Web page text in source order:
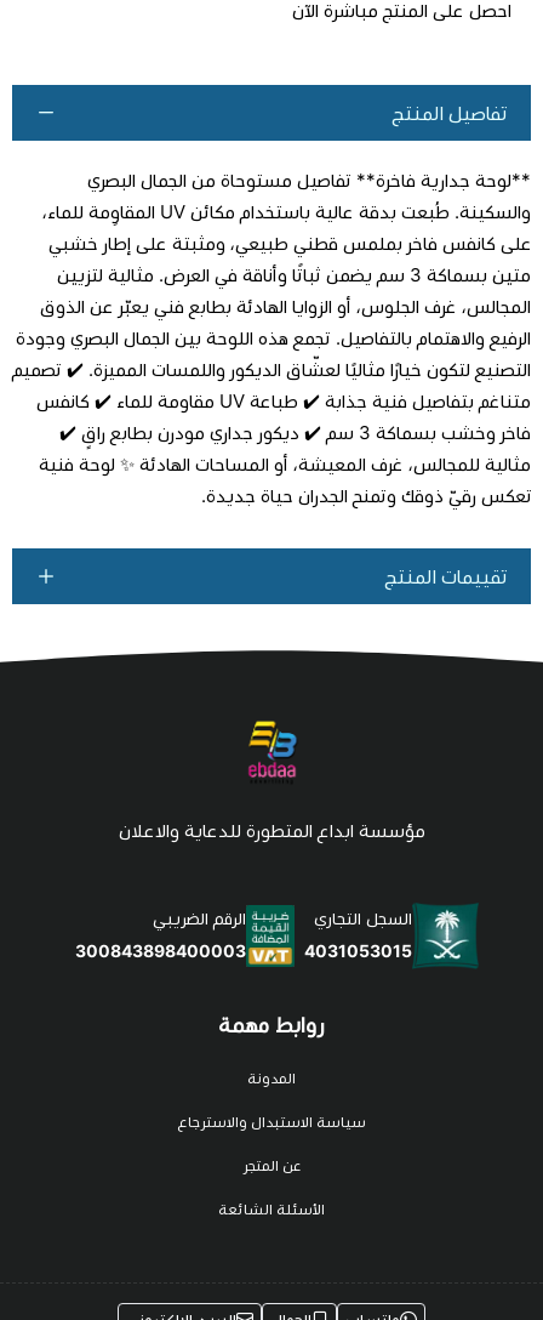
احصل على المنتج مباشرة الآن
اطلب المنتج
تفاصيل المنتج
**لوحة جدارية فاخرة** تفاصيل مستوحاة من الجمال البصري
والسكينة. طُبعت بدقة عالية باستخدام مكائن UV المقاوِمة للماء،
على كانفس فاخر بملمس قطني طبيعي، ومثبتة على إطار خشبي
متين بسماكة 3 سم يضمن ثباتًا وأناقة في العرض. مثالية لتزيين
المجالس، غرف الجلوس، أو الزوايا الهادئة بطابع فني يعبّر عن الذوق
الرفيع والاهتمام بالتفاصيل. تجمع هذه اللوحة بين الجمال البصري وجودة
التصنيع لتكون خيارًا مثاليًا لعشّاق الديكور واللمسات المميزة. ✔️ تصميم
متناغم بتفاصيل فنية جذابة ✔️ طباعة UV مقاومة للماء ✔️ كانفس
فاخر وخشب بسماكة 3 سم ✔️ ديكور جداري مودرن بطابع راقٍ ✔️
مثالية للمجالس، غرف المعيشة، أو المساحات الهادئة ✨ لوحة فنية
تعكس رقيّ ذوقك وتمنح الجدران حياة جديدة.
تقييمات المنتج
روابط مهمة
المدونة
سياسة الاستبدال والاسترجاع
عن المتجر
الأسئلة الشائعة
مؤسسة ابداع المتطورة للدعاية والاعلان
السجل التجاري
4031053015
الرقم الضريبي
300843898400003